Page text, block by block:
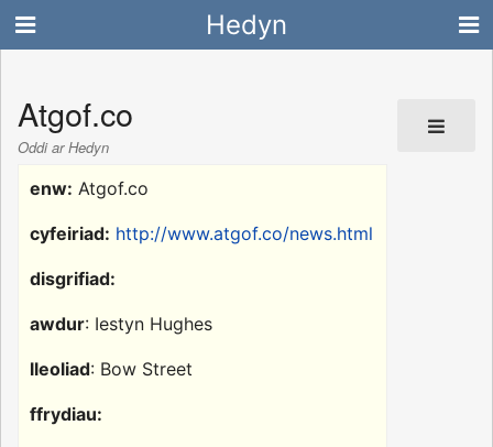
Hedyn
Atgof.co
Oddi ar Hedyn
enw: Atgof.co
cyfeiriad: http://www.atgof.co/news.html
disgrifiad:
awdur: Iestyn Hughes
lleoliad: Bow Street
ffrydiau: